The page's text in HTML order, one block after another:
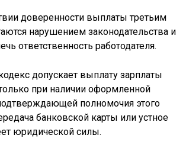
доверенности выплаты третьим
нарушением законодательства и
ответственность работодателя.
допускает выплату зарплаты
при наличии оформленной
полномочия этого
банковской карты или устное
юридической силы.